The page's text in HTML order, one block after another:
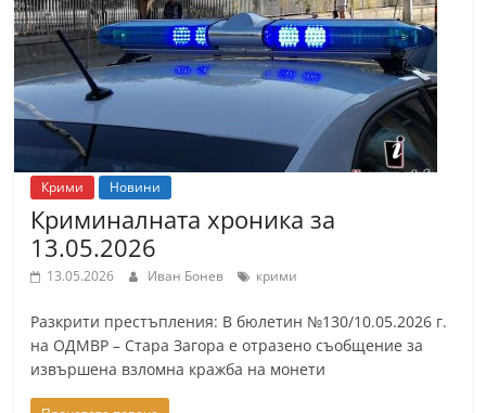
т
К
а
н
л
ъ
к
о
б
Крими Новини
Криминалната хроника за
13.05.2026
13.05.2026 Иван Бонев крими
Разкрити престъпления: В бюлетин №130/10.05.2026 г.
на ОДМВР – Стара Загора е отразено съобщение за
извършена взломна кражба на монети